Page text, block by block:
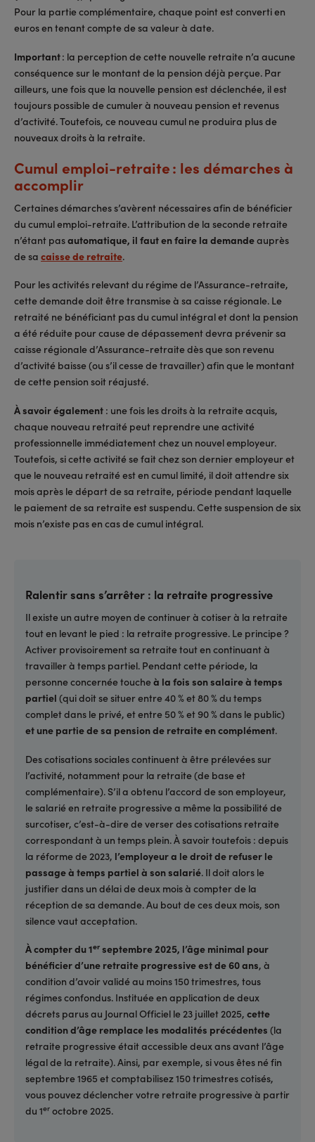
Pour la partie complémentaire, chaque point est converti en
euros en tenant compte de sa valeur à date.
Important: la perception de cette nouvelle retraite n’a aucune
conséquence sur le montant de la pension déjà perçue. Par
ailleurs, une fois que la nouvelle pension est déclenchée, il est
toujours possible de cumuler à nouveau pension et revenus
d’activité. Toutefois, ce nouveau cumul ne produira plus de
nouveaux droits à la retraite.
Cumul emploi-retraite : les démarches à
accomplir
Certaines démarches s’avèrent nécessaires afin de bénéficier
du cumul emploi-retraite. L’attribution de la seconde retraite
n’étant pasautomatique, il faut en faire la demandeauprès
de sa caisse de retraite.
Pour les activités relevant du régime de l’Assurance-retraite,
cette demande doit être transmise à sa caisse régionale. Le
retraité ne bénéficiant pas du cumul intégral et dont la pension
a été réduite pour cause de dépassement devra prévenir sa
caisse régionale d’Assurance-retraite dès que son revenu
d’activité baisse (ou s’il cesse de travailler) afin que le montant
de cette pension soit réajusté.
À savoir également : une fois les droits à la retraite acquis,
chaque nouveau retraité peut reprendre une activité
professionnelle immédiatement chez un nouvel employeur.
Toutefois, si cette activité se fait chez son dernier employeur et
que le nouveau retraité est en cumul limité, il doit attendre six
mois après le départ de sa retraite, période pendant laquelle
le paiement de sa retraite est suspendu. Cette suspension de six
mois n’existe pas en cas de cumul intégral.
Ralentir sans s’arrêter : la retraite progressive
Il existe un autre moyen de continuer à cotiser à la retraite
tout en levant le pied : la retraite progressive. Le principe ?
Activer provisoirement sa retraite tout en continuant à
travailler à temps partiel. Pendant cette période, la
personne concernée toucheà la fois son salaire à temps
partiel (qui doit se situer entre 40 % et 80 % du temps
complet dans le privé, et entre 50 % et 90 % dans le public)
et une partie de sa pension de retraite en complément.
Des cotisations sociales continuent à être prélevées sur
l’activité, notamment pour la retraite (de base et
complémentaire). S’il a obtenu l’accord de son employeur,
le salarié en retraite progressive a même la possibilité de
surcotiser, c’est-à-dire de verser des cotisations retraite
correspondant à un temps plein. À savoir toutefois : depuis
la réforme de 2023, l’employeur a le droit de refuser le
passage à temps partiel à son salarié. Il doit alors le
justifier dans un délai de deux mois à compter de la
réception de sa demande. Au bout de ces deux mois, son
silence vaut acceptation.
À compter du 1er septembre 2025, l’âge minimal pour
bénéficier d’une retraite progressive est de 60 ans, à
condition d’avoir validé au moins 150 trimestres, tous
régimes confondus. Instituée en application de deux
décrets parus au Journal Officiel le 23 juillet 2025, cette
condition d’âge remplace les modalités précédentes (la
retraite progressive était accessible deux ans avant l’âge
légal de la retraite). Ainsi, par exemple, si vous êtes né fin
septembre 1965 et comptabilisez 150 trimestres cotisés,
vous pouvez déclencher votre retraite progressive à partir
du 1er octobre 2025.